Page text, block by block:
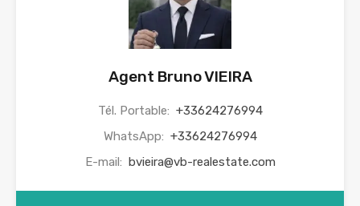
Agent Bruno VIEIRA
Tél. Portable: +33624276994
WhatsApp: +33624276994
E-mail:
bvieira@vb-realestate.com